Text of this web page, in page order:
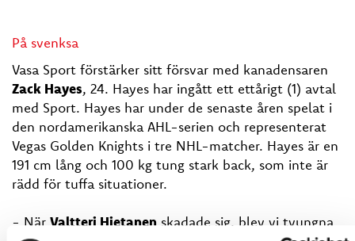
På svenksa
Vasa Sport förstärker sitt försvar med kanadensaren
Zack Hayes, 24. Hayes har ingått ett ettårigt (1) avtal
med Sport. Hayes har under de senaste åren spelat i
den nordamerikanska AHL-serien och representerat
Vegas Golden Knights i tre NHL-matcher. Hayes är en
191 cm lång och 100 kg tung stark back, som inte är
rädd för tuffa situationer.
- När Valtteri Hietanen skadade sig, blev vi tvungna